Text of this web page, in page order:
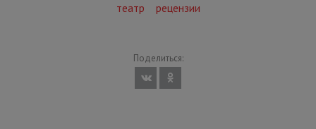
театр
рецензии
Поделиться: